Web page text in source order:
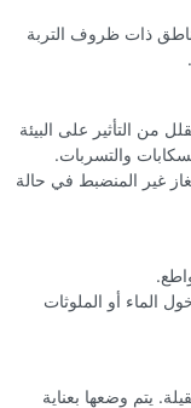
ذات ظروف التربة
من التأثير على البيئة
والتسربات.
غير المنضبط في حالة
الماء أو الملوثات
يتم وضعها بعناية